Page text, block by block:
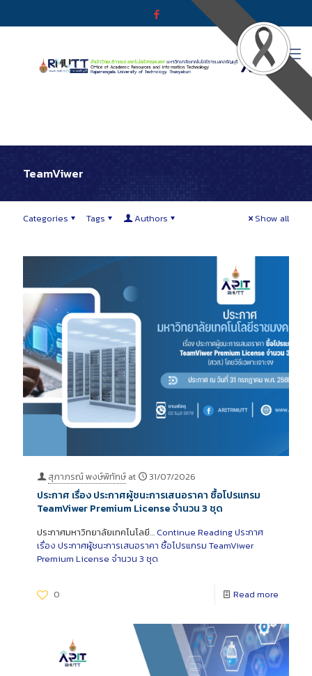
TeamViwer
Categories Tags Authors Show all
สุภาภรณ์ พงษ์พิทักษ์ at 31/07/2026
ประกาศ เรื่อง ประกาศผู้ชนะการเสนอราคา ซื้อโปรแกรม
TeamViwer Premium License จำนวน 3 ชุด
ประกาศมหาวิทยาลัยเทคโนโลยี… Continue Readingประกาศ
เรื่อง ประกาศผู้ชนะการเสนอราคา ซื้อโปรแกรม TeamViwer
Premium License จำนวน 3 ชุด
0 Read more